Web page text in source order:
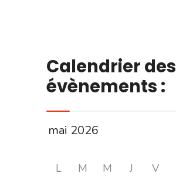
Calendrier des
évènements :
L M M J V